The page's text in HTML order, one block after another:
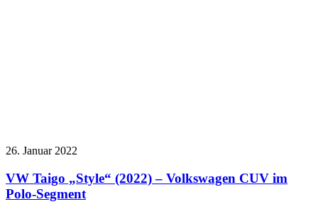
26. Januar 2022
VW Taigo „Style“ (2022) – Volkswagen CUV im
Polo-Segment